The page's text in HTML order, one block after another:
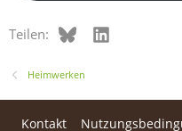
Teilen: BlueskyLinkedIn
Heimwerken
Kontakt